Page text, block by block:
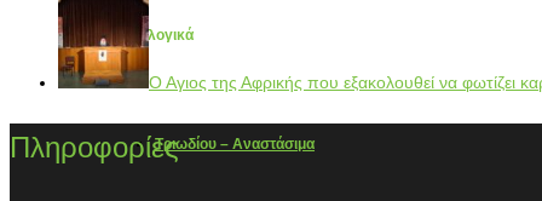
Εορτολογικά
Τριωδίου – Αναστάσιμα
Ο Αγιος της Αφρικής που εξακολουθεί να φωτίζει
Πληροφορίες